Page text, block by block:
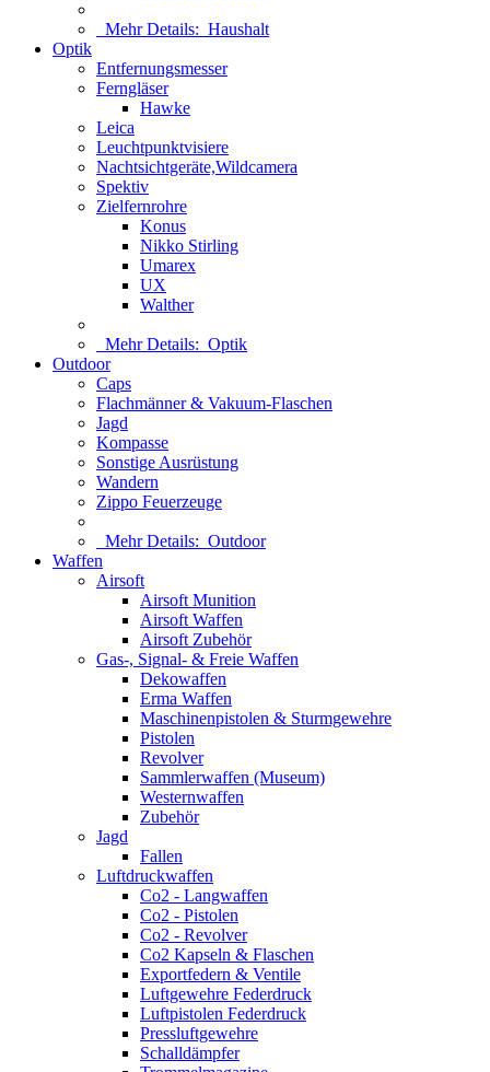
Mehr Details: Haushalt
Optik
Entfernungsmesser
Ferngläser
Hawke
Leica
Leuchtpunktvisiere
Nachtsichtgeräte,Wildcamera
Spektiv
Zielfernrohre
Konus
Nikko Stirling
Umarex
UX
Walther
Mehr Details: Optik
Outdoor
Caps
Flachmänner & Vakuum-Flaschen
Jagd
Kompasse
Sonstige Ausrüstung
Wandern
Zippo Feuerzeuge
Mehr Details: Outdoor
Waffen
Airsoft
Airsoft Munition
Airsoft Waffen
Airsoft Zubehör
Gas-, Signal- & Freie Waffen
Dekowaffen
Erma Waffen
Maschinenpistolen & Sturmgewehre
Pistolen
Revolver
Sammlerwaffen (Museum)
Westernwaffen
Zubehör
Jagd
Fallen
Luftdruckwaffen
Co2 - Langwaffen
Co2 - Pistolen
Co2 - Revolver
Co2 Kapseln & Flaschen
Exportfedern & Ventile
Luftgewehre Federdruck
Luftpistolen Federdruck
Pressluftgewehre
Schalldämpfer